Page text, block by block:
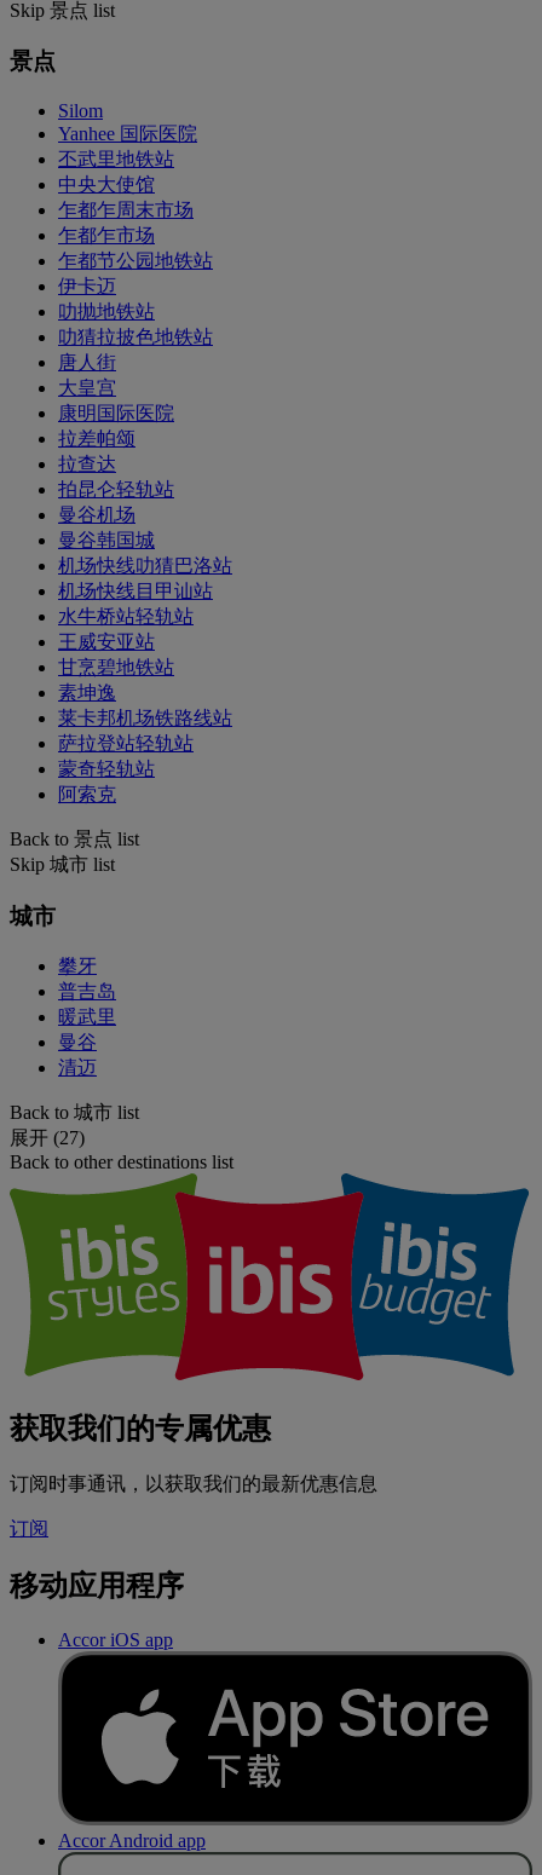
Skip 景点 list
景点
Silom
Yanhee 国际医院
丕武里地铁站
中央大使馆
乍都乍周末市场
乍都乍市场
乍都节公园地铁站
伊卡迈
叻抛地铁站
叻猜拉披色地铁站
唐人街
大皇宫
康明国际医院
拉差帕颂
拉查达
拍昆仑轻轨站
曼谷机场
曼谷韩国城
机场快线叻猜巴洛站
机场快线目甲讪站
水牛桥站轻轨站
王威安亚站
甘烹碧地铁站
素坤逸
莱卡邦机场铁路线站
萨拉登站轻轨站
蒙奇轻轨站
阿索克
Back to 景点 list
Skip 城市 list
城市
攀牙
普吉岛
暖武里
曼谷
清迈
Back to 城市 list
展开 (27)
Back to other destinations list
获取我们的专属优惠
订阅时事通讯，以获取我们的最新优惠信息
订阅
移动应用程序
Accor iOS app
Accor Android app